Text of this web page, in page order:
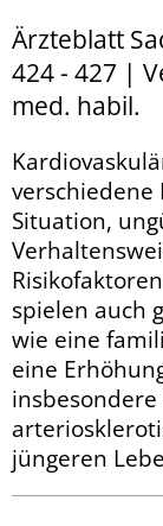
Ärzteblatt
424 - 427 |
med. habil.
verschiedene
Situation,
spielen auch
wie eine
eine
jüngeren